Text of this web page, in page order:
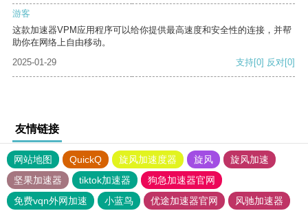
游客
这款加速器VPM应用程序可以给你提供最高速度和安全性的连接，并帮
助你在网络上自由移动。
2025-01-29
支持[0] 反对[0]
友情链接
网站地图 QuickQ 旋风加速度器 旋风
旋风加速
坚果加速器
tiktok加速器
狗急加速器官网
免费vqn外网加速
小蓝鸟 优途加速器官网
风驰加速器